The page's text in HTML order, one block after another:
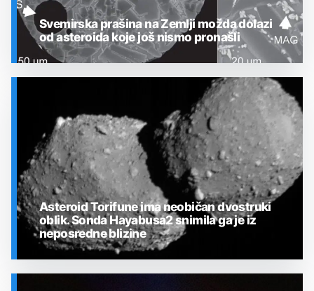
Svemirska prašina na Zemlji možda dolazi
od asteroida koje još nismo pronašli
Asteroid Torifune ima neobičan dvostruki
oblik. Sonda Hayabusa2 snimila ga je iz
neposredne blizine